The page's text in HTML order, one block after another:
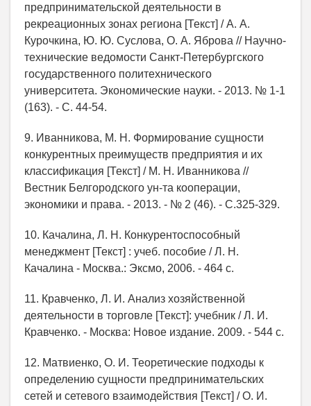
предпринимательской деятельности в
рекреационных зонах региона [Текст] / А. А.
Курочкина, Ю. Ю. Суслова, О. А. Яброва // Научно-
технические ведомости Санкт-Петербургского
государственного политехнического
университета. Экономические науки. - 2013. № 1-1
(163). - С. 44-54.
9. Иванникова, М. Н. Формирование сущности
конкурентных преимуществ предприятия и их
классификация [Текст] / М. Н. Иванникова //
Вестник Белгородского ун-та кооперации,
экономики и права. - 2013. - № 2 (46). - С.325-329.
10. Качалина, Л. Н. Конкурентоспособный
менеджмент [Текст] : учеб. пособие / Л. Н.
Качалина - Москва.: Эксмо, 2006. - 464 с.
11. Кравченко, Л. И. Анализ хозяйственной
деятельности в торговле [Текст]: учебник / Л. И.
Кравченко. - Москва: Новое издание. 2009. - 544 с.
12. Матвиенко, О. И. Теоретические подходы к
определению сущности предпринимательских
сетей и сетевого взаимодействия [Текст] / О. И.